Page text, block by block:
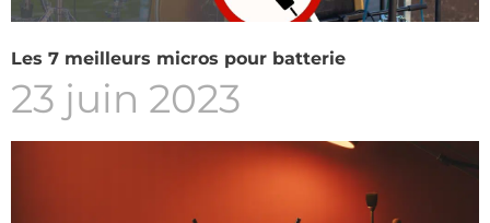
Les 7 meilleurs micros pour batterie
23 juin 2023